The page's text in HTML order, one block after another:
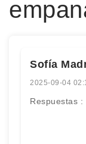
Sofía
2025-09-04
Respuestas :